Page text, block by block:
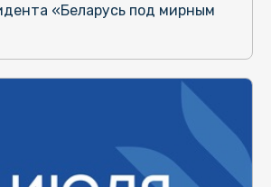
«Беларусь под мирным